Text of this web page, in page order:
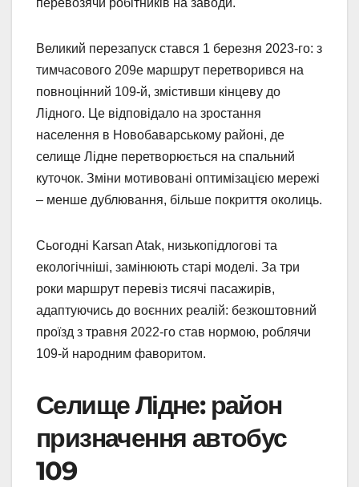
Великий перезапуск стався 1 березня 2023-го: з
тимчасового 209е маршрут перетворився на
повноцінний 109-й, змістивши кінцеву до
Лідного. Це відповідало на зростання
населення в Новобаварському районі, де
селище Лідне перетворюється на спальний
куточок. Зміни мотивовані оптимізацією мережі
– менше дублювання, більше покриття околиць.
Сьогодні Karsan Atak, низькопідлогові та
екологічніші, замінюють старі моделі. За три
роки маршрут перевіз тисячі пасажирів,
адаптуючись до воєнних реалій: безкоштовний
проїзд з травня 2022-го став нормою, роблячи
109-й народним фаворитом.
Селище Лідне: район
призначення автобус
109